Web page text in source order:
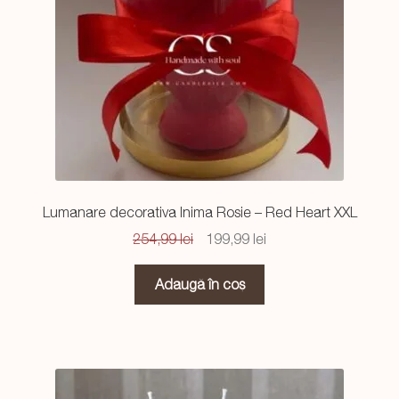
Lumanare decorativa Inima Rosie – Red Heart XXL
254,99lei
Prețul
a
fost:
199,99 leiPrețul
Adaugă în coș